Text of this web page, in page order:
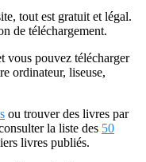
tout est gratuit et légal.
de téléchargement.
vous pouvez télécharger
ordinateur, liseuse,
ou trouver des livres par
la liste des 50
livres publiés.